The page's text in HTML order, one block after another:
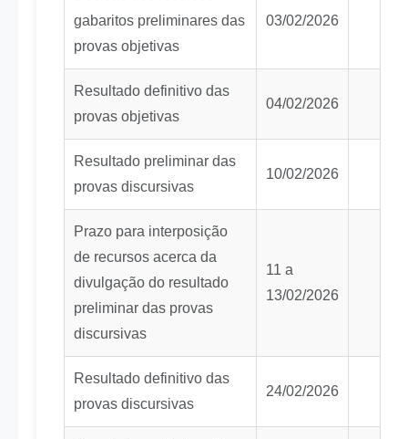
gabaritos preliminares das
provas objetivas
03/02/2026
Resultado definitivo das
provas objetivas
04/02/2026
Resultado preliminar das
provas discursivas
10/02/2026
Prazo para interposição
de recursos acerca da
divulgação do resultado
preliminar das provas
discursivas
11 a
13/02/2026
Resultado definitivo das
provas discursivas
24/02/2026